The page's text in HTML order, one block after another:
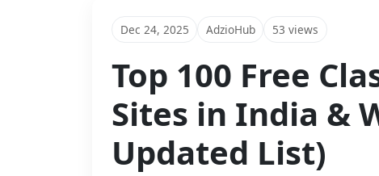
Dec 24, 2025 AdzioHub 53 views
Top 100 Free
Sites in India &
Updated List)